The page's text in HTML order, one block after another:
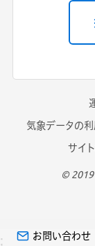
お問い合わせ
気象データの
サイ
©
;